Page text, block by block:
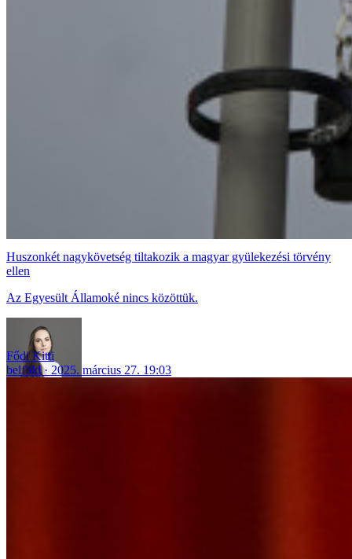
Huszonkét nagykövetség tiltakozik a magyar gyülekezési törvény
ellen
Az Egyesült Államoké nincs közöttük.
Fődi Kitti
belföld
2025. március 27. 19:03